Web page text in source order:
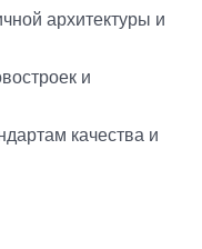
архитектуры и
и
качества и